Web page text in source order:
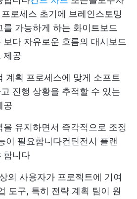
로세스 초기에 브레인스토밍
를 가능하게 하는 화이트보드
보다 자유로운 흐름의 대시보드
제공
계획 프로세스에 맞게 소프트
진행 상황을 추적할 수 있는
공
을 유지하면서 즉각적으로 조정
이 필요합니다컨틴전시 플랜
합니다
의 사용자가 프로젝트에 기여
도구, 특히 전략 계획 팀이 원